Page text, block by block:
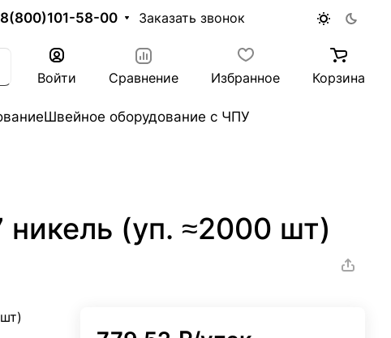
8(800)101-58-00 Заказать звонок
Войти Сравнение Избранное Корзина
Швейное оборудование с ЧПУ
(уп. ≈2000 шт)